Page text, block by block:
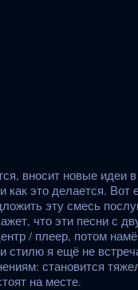
вносит новые идеи
как это делается. Вот
эту смесь
что эти песни с
/ плеер, потом
стилю я ещё не
становится
на месте.